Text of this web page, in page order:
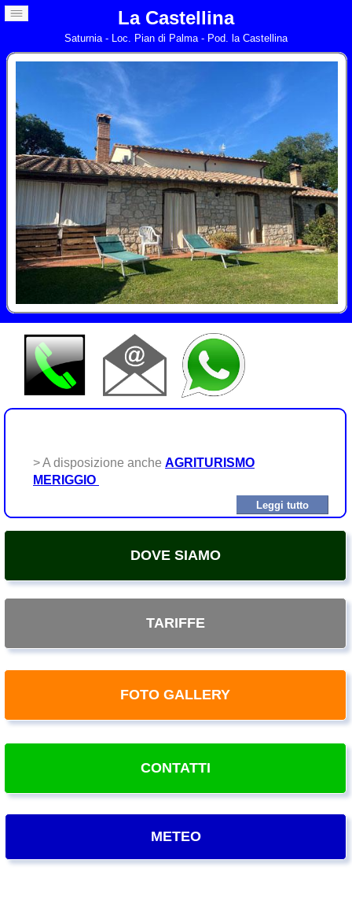
La Castellina
Saturnia - Loc. Pian di Palma - Pod. la Castellina
> A disposizione anche AGRITURISMO
MERIGGIO
Leggi tutto
DOVE SIAMO
TARIFFE
FOTO GALLERY
CONTATTI
METEO